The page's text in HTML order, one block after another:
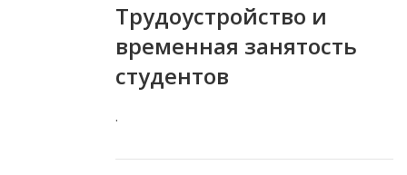
Трудоустройство и
временная занятость
студентов
.